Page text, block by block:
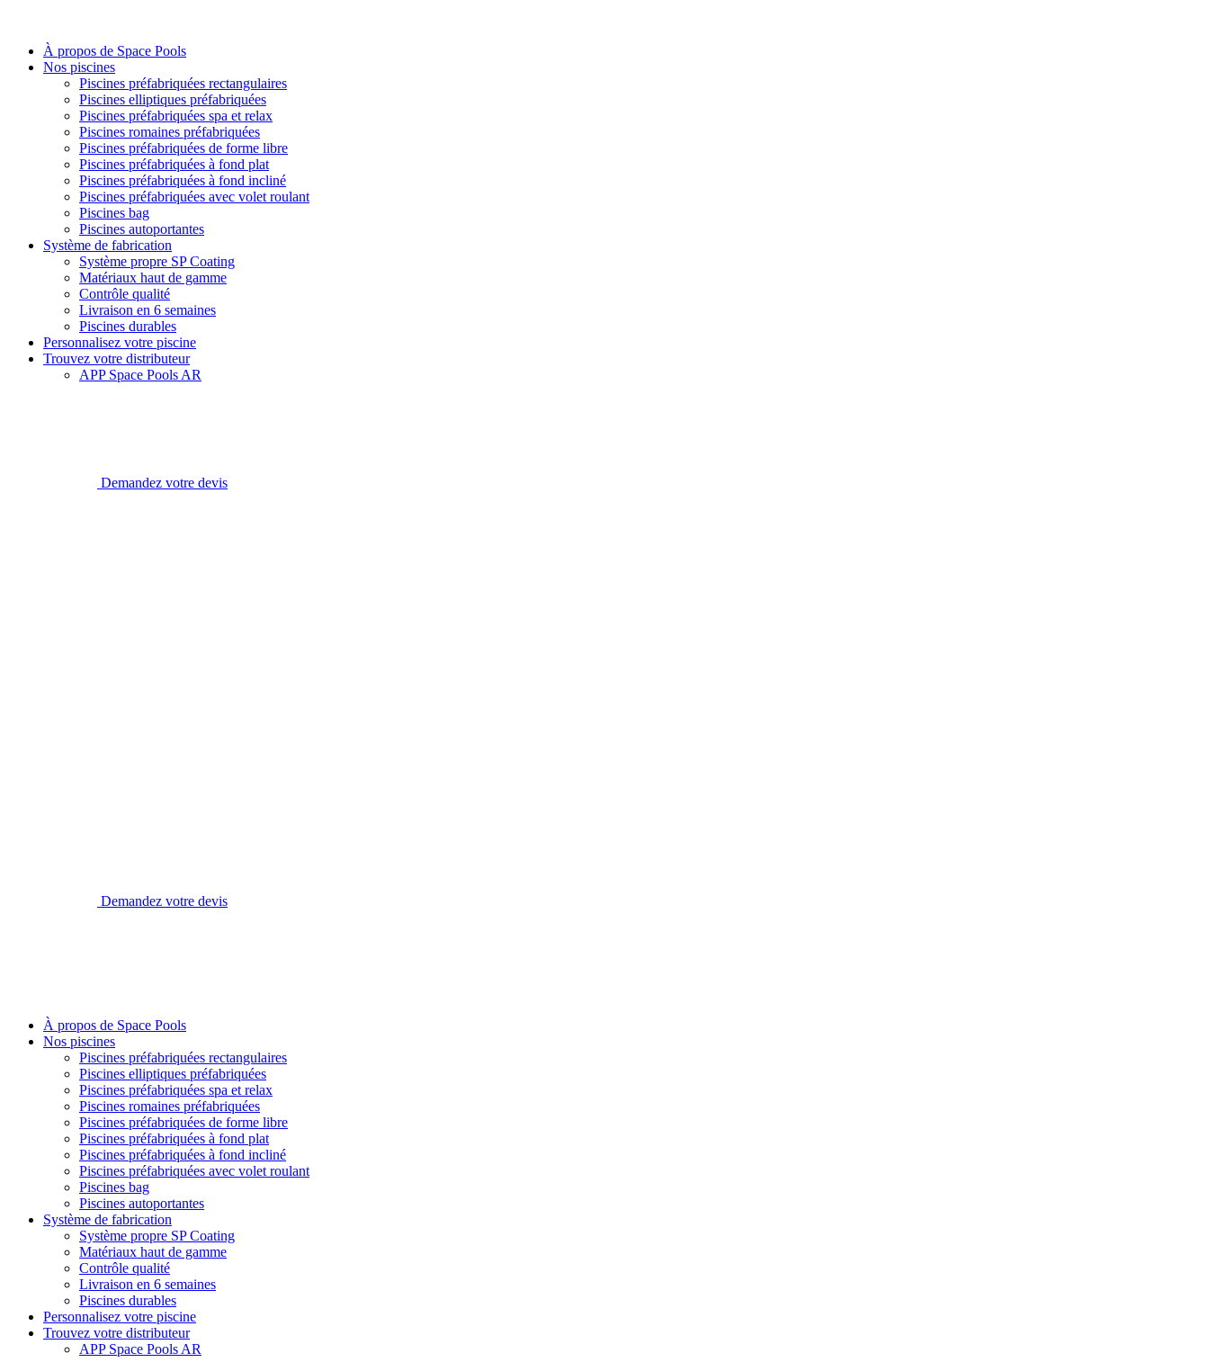
À propos de Space Pools
Nos piscines
Piscines préfabriquées rectangulaires
Piscines elliptiques préfabriquées
Piscines préfabriquées spa et relax
Piscines romaines préfabriquées
Piscines préfabriquées de forme libre
Piscines préfabriquées à fond plat
Piscines préfabriquées à fond incliné
Piscines préfabriquées avec volet roulant
Piscines bag
Piscines autoportantes
Système de fabrication
Système propre SP Coating
Matériaux haut de gamme
Contrôle qualité
Livraison en 6 semaines
Piscines durables
Personnalisez votre piscine
Trouvez votre distributeur
APP Space Pools AR
Demandez votre devis
Demandez votre devis
À propos de Space Pools
Nos piscines
Piscines préfabriquées rectangulaires
Piscines elliptiques préfabriquées
Piscines préfabriquées spa et relax
Piscines romaines préfabriquées
Piscines préfabriquées de forme libre
Piscines préfabriquées à fond plat
Piscines préfabriquées à fond incliné
Piscines préfabriquées avec volet roulant
Piscines bag
Piscines autoportantes
Système de fabrication
Système propre SP Coating
Matériaux haut de gamme
Contrôle qualité
Livraison en 6 semaines
Piscines durables
Personnalisez votre piscine
Trouvez votre distributeur
APP Space Pools AR